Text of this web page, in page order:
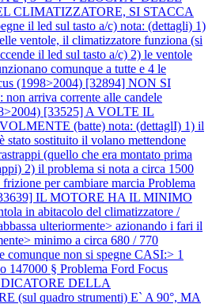
CLIMATIZZATORE, SI STACCA
il led sul tasto a/c) nota: (dettagli) 1)
ventole, il climatizzatore funziona (si
il led sul tasto a/c) 2) le ventole
comunque a tutte e 4 le
(1998>2004) [32894] NON SI
arriva corrente alle candele
[33525] A VOLTE IL
(batte) nota: (dettaglI) 1) il
stato sostituito il volano mettendone
(quello che era montato prima
2) il problema si nota a circa 1500
per cambiare marcia Problema
IL MOTORE HA IL MINIMO
in abitacolo del climatizzatore /
ulteriormente> azionando i fari il
minimo a circa 680 / 770
non si spegne CASI:> 1
147000 § Problema Ford Focus
DELLA
(sul quadro strumenti) E` A 90°, MA